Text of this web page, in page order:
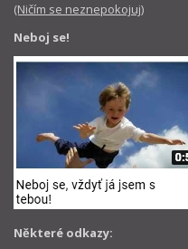
(Ničím se neznepokojuj)
Neboj se!
Některé odkazy: